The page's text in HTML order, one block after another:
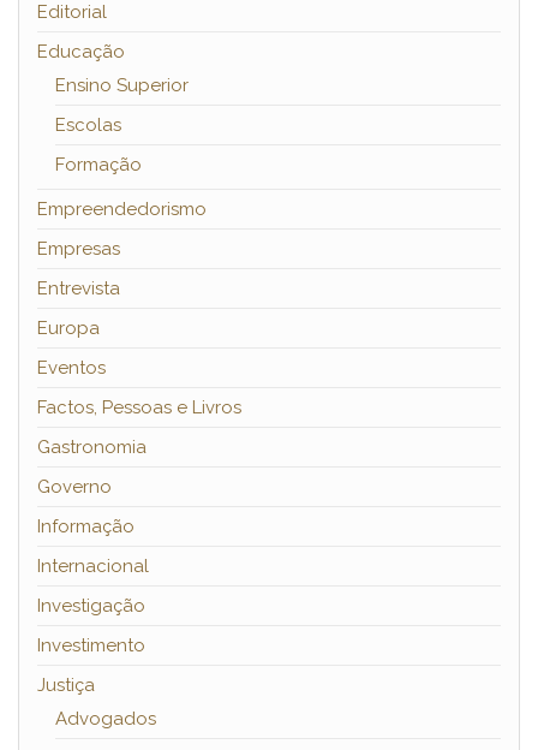
Editorial
Educação
Ensino Superior
Escolas
Formação
Empreendedorismo
Empresas
Entrevista
Europa
Eventos
Factos, Pessoas e Livros
Gastronomia
Governo
Informação
Internacional
Investigação
Investimento
Justiça
Advogados